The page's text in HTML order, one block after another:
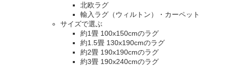
北欧ラグ
輸入ラグ（ウィルトン）・カーペット
サイズで選ぶ
約1畳 100x150cmのラグ
約1.5畳 130x190cmのラグ
約2畳 190x190cmのラグ
約3畳 190x240cmのラグ